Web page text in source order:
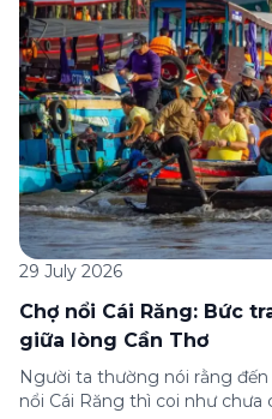
29 July 2026
Chợ nổi Cái Răng: Bức
giữa lòng Cần Thơ
Người ta thường nói rằng
nổi Cái Răng thì coi như